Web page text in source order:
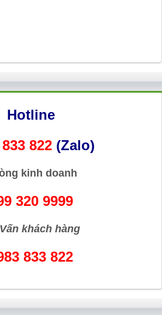
Hotline
822 (Zalo)
kinh doanh
320 9999
khách hàng
833 822